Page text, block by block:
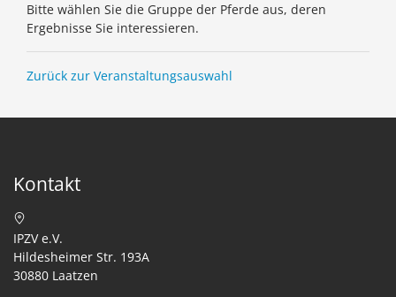
Bitte wählen Sie die Gruppe der Pferde aus, deren
Ergebnisse Sie interessieren.
Zurück zur Veranstaltungsauswahl
Kontakt
IPZV e.V.
Hildesheimer Str. 193A
30880 Laatzen